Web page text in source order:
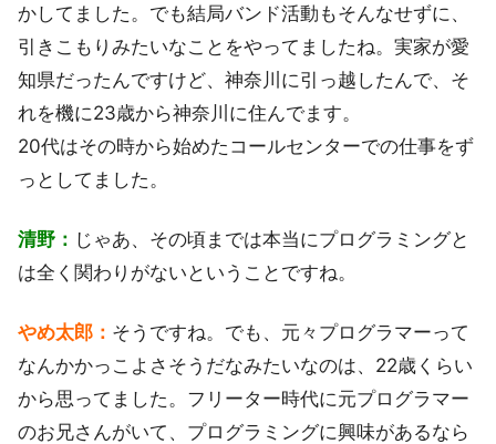
かしてました。でも結局バンド活動もそんなせずに、
引きこもりみたいなことをやってましたね。実家が愛
知県だったんですけど、神奈川に引っ越したんで、そ
れを機に23歳から神奈川に住んでます。
20代はその時から始めたコールセンターでの仕事をず
っとしてました。
清野： じゃあ、その頃までは本当にプログラミングと
は全く関わりがないということですね。
やめ太郎： そうですね。でも、元々プログラマーって
なんかかっこよさそうだなみたいなのは、22歳くらい
から思ってました。フリーター時代に元プログラマー
のお兄さんがいて、プログラミングに興味があるなら